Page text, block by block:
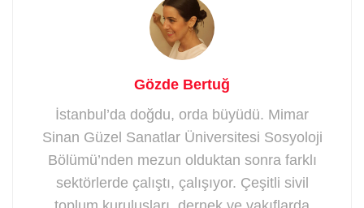
Gözde Bertuğ
İstanbul’da doğdu, orda büyüdü. Mimar
Sinan Güzel Sanatlar Üniversitesi Sosyoloji
Bölümü’nden mezun olduktan sonra farklı
sektörlerde çalıştı, çalışıyor. Çeşitli sivil